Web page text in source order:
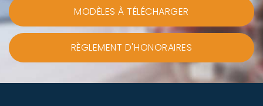
MODÈLES À TÉLÉCHARGER
RÈGLEMENT D'HONORAIRES